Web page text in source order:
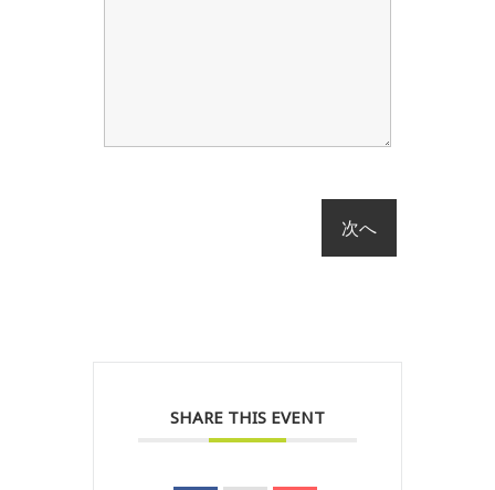
SHARE THIS EVENT